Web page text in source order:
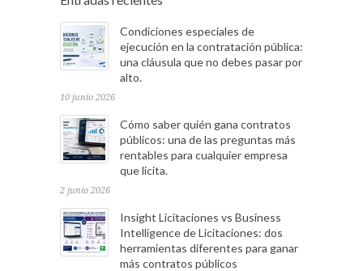
Condiciones especiales de
ejecución en la contratación pública:
una cláusula que no debes pasar por
alto.
10 junio 2026
Cómo saber quién gana contratos
públicos: una de las preguntas más
rentables para cualquier empresa
que licita.
2 junio 2026
Insight Licitaciones vs Business
Intelligence de Licitaciones: dos
herramientas diferentes para ganar
más contratos públicos